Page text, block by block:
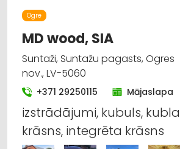
Ogre
MD wood, SIA
Suntaži, Suntažu pagasts, Ogres
nov., LV-5060
+371 29250115 Mājaslapa
izstrādājumi, kubuls, kubla
krāsns, integrēta krāsns